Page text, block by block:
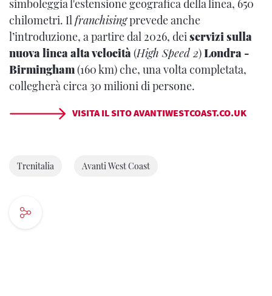
simboleggia l'estensione geografica della linea, 650
chilometri. Ilfranchisingprevede anche
l’introduzione, a partire dal 2026, deiservizi sulla
nuova linea alta velocità(High Speed 2)Londra -
Birmingham(160 km) che, una volta completata,
collegherà circa 30 milioni di persone.
VISITA IL SITO AVANTIWESTCOAST.CO.UK
Trenitalia Avanti West Coast